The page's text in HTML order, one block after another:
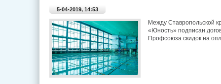
5-04-2019, 14:53
Между Ставропольской
«Юность» подписан
Профсоюза скидок на